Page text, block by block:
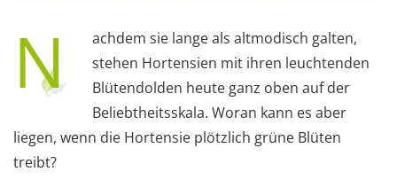
N
achdem sie lange als altmodisch galten,
stehen Hortensien mit ihren leuchtenden
Blütendolden heute ganz oben auf der
Beliebtheitsskala. Woran kann es aber
liegen, wenn die Hortensie plötzlich grüne Blüten
treibt?